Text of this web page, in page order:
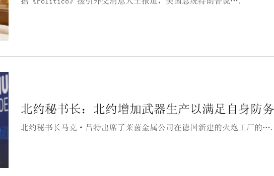
北约秘书长：北约增加武器生产以满足自身防
北约秘书长马克·吕特出席了莱茵金属公司在德国新建的火炮工厂的….